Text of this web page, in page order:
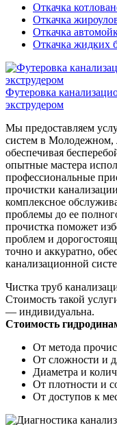
Откачка
Откачка
Откачка
Откачка жидких
Футеровка
экструдером
Мы предоставляем
систем в Молодежном,
обеспечивая
опытные мастера
профессиональные
прочистки
комплексное
проблемы до ее
прочистка поможет
проблем и
точно и аккуратно,
канализационной
Чистка труб
Стоимость такой
— индивидуальна.
Стоимость
От метода
От сложности и
Диаметра и
От плотности и
От доступов к